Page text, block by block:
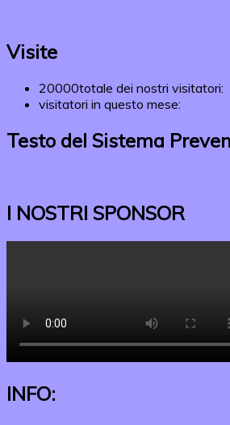
Visite
20000totale dei nostri visitatori:
visitatori in questo mese:
Testo del Sistema
I NOSTRI SPONSOR
INFO: